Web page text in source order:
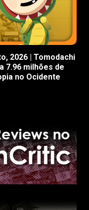
2026 | Tomodachi
7.96 milhões de
no Ocidente